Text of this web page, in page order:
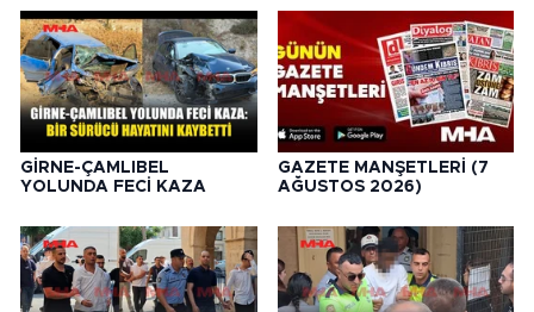
GİRNE-ÇAMLIBEL
YOLUNDA FECİ KAZA
GAZETE MANŞETLERİ (7
AĞUSTOS 2026)